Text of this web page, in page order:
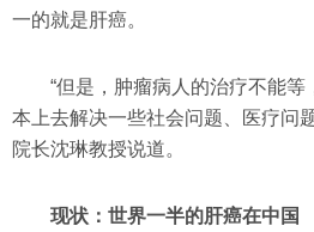
一的就是肝癌。
“但是，肿瘤病人的治疗不能
本上去解决一些社会问题、医疗问
院长沈琳教授说道。
现状：世界一半的肝癌在中国